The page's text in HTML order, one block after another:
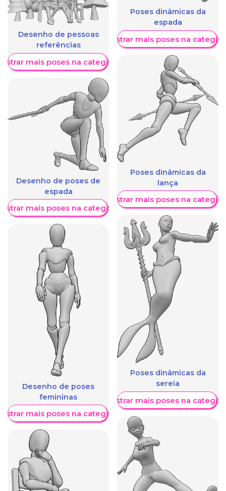
Desenho de pessoas
referências
mais poses na categoria
Desenho de poses de
espada
mais poses na categoria
Desenho de poses
femininas
mais poses na categoria
Poses dinâmicas da
espada
Mostrar mais poses na
Poses dinâmicas da
lança
Mostrar mais poses na
Poses dinâmicas da
sereia
Mostrar mais poses na